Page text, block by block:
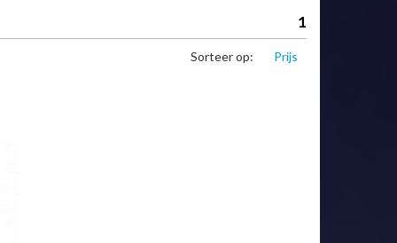
1
Sorteer op: Prijs